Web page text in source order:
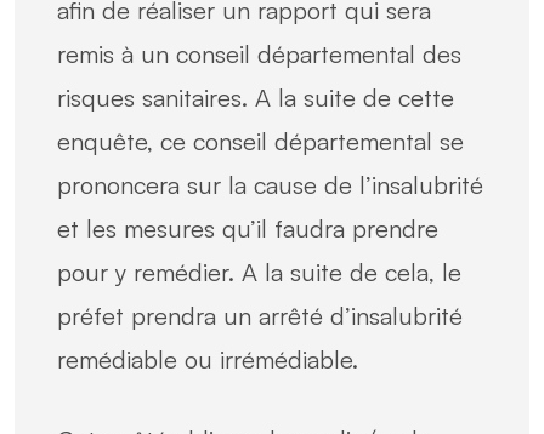
afin de réaliser un rapport qui sera
remis à un conseil départemental des
risques sanitaires. A la suite de cette
enquête, ce conseil départemental se
prononcera sur la cause de l’insalubrité
et les mesures qu’il faudra prendre
pour y remédier. A la suite de cela, le
préfet prendra un arrêté d’insalubrité
remédiable ou irrémédiable.